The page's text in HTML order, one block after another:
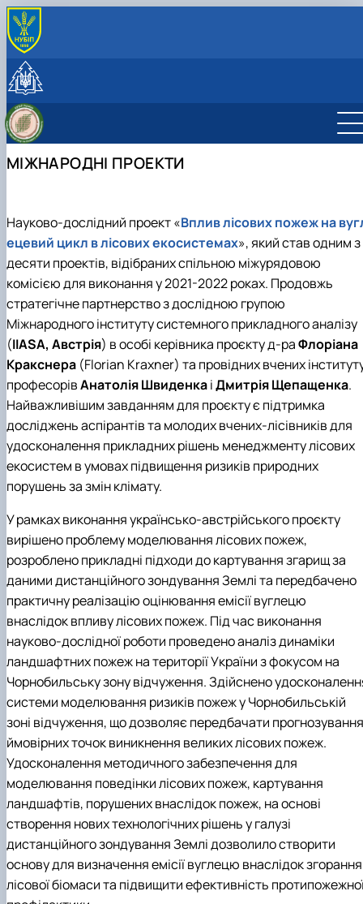
ПРО НАС
Науково-педагогічні працівники та навчально-
допоміжний персонал
моніторингу лісів
Навчальна лабораторія обліку лісу
Навчально-науково-виробнича лабораторія
лісового менеджменту і комп'ютерних тех…
Студентський науковий гурток «Smart Forester»
Студентський науковий гурток «Таксатор»
ОСВІТНІЙ ПРОЦЕС
Навчальні та виробничі практики
НАУКОВА ДІЯЛЬНІСТЬ
Науково-інноваційна діяльність
Міжнародне співробітництво
QuantiFOR
МІЖНАРОДНІ ПРОЕКТИ
Науково-дослідний проект «Вплив лісових пожеж на
ецевий цикл в лісових екосистемах», який став одним з
десяти проектів, відібраних спільною міжурядовою
комісією для виконання у 2021-2022 роках. Продовжь
стратегічне партнерство з дослідною групою
Міжнародного інституту системного прикладного аналізу
(IIASA, Австрія) в особі керівника проєкту д-раФлоріaна
Кракснера (Florian Kraxner) та провідних вчених
професорівАнатолія ШвиденкаіДмитрія Щепащенка.
Найважливішим завданням для проєкту є підтримка
досліджень аспірантів та молодих вчених-лісівників для
удосконалення прикладних рішень менеджменту лісових
екосистем в умовах підвищення ризиків природних
порушень за змін клімату.
У рамках виконання українсько-австрійського проєкту
вирішено проблему моделювання лісових пожеж,
розроблено прикладні підходи до картування згарищ за
даними дистанційного зондування Землі та передбачено
практичну реалізацію оцінювання емісії вуглецю
внаслідок впливу лісових пожеж. Під час виконання
науково-дослідної роботи проведено аналіз динаміки
ландшафтних пожеж на території України з фокусом на
Чорнобильську зону відчуження. Здійснено
системи моделювання ризиків пожеж у Чорнобильській
зоні відчуження, що дозволяє передбачати прогнозування
ймовірних точок виникнення великих лісових пожеж.
Удосконалення методичного забезпечення для
моделювання поведінки лісових пожеж, картування
ландшафтів, порушених внаслідок пожеж, на основі
створення нових технологічних рішень у галузі
дистанційного зондування Землі дозволило створити
основу для визначення емісії вуглецю внаслідок згорання
лісової біомаси та підвищити ефективність